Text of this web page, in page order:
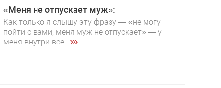
«Меня не отпускает муж»:
Как только я слышу эту фразу — «не могу
пойти с вами, меня муж не отпускает» — у
меня внутри всё...